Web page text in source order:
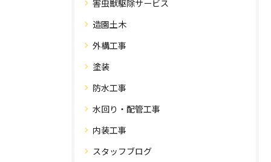
害虫獣駆除サービス
造園土木
外構工事
塗装
防水工事
水回り・配管工事
内装工事
スタッフブログ